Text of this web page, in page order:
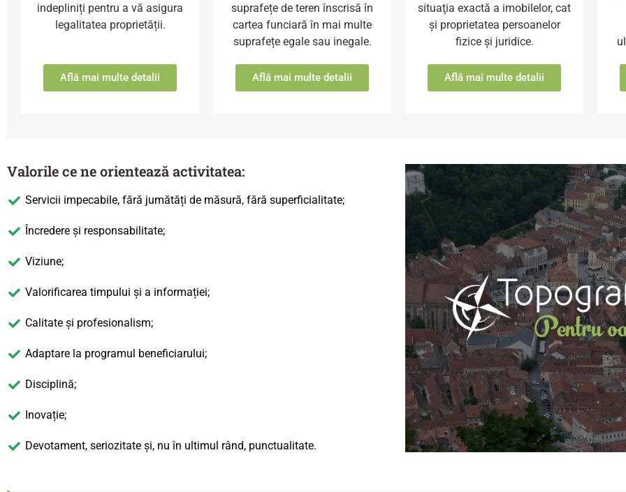
indepliniți pentru a vă asigura
legalitatea proprietății.
Află mai multe detalii
suprafețe de teren înscrisă în
cartea funciară în mai multe
suprafețe egale sau inegale.
Află mai multe detalii
situaţia exactă a imobilelor, cat
și proprietatea persoanelor
fizice și juridice.
Află mai multe detalii
Valorile ce ne orientează activitatea:
Servicii impecabile, fără jumătăți de măsură, fără superficialitate;
Încredere și responsabilitate;
Viziune;
Valorificarea timpului și a informației;
Calitate și profesionalism;
Adaptare la programul beneficiarului;
Disciplină;
Inovație;
Devotament, seriozitate și, nu în ultimul rând, punctualitate.